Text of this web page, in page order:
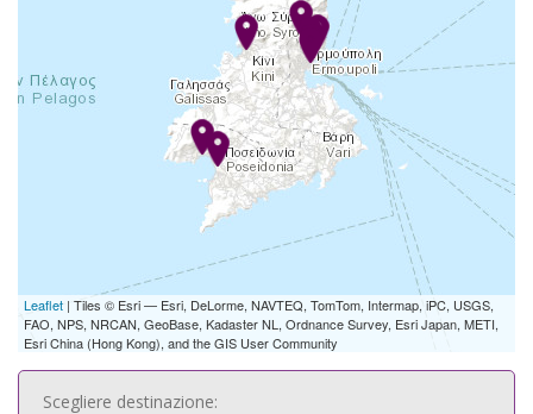
Leaflet | Tiles © Esri — Esri, DeLorme, NAVTEQ, TomTom, Intermap, iPC, USGS,
FAO, NPS, NRCAN, GeoBase, Kadaster NL, Ordnance Survey, Esri Japan, METI,
Esri China (Hong Kong), and the GIS User Community
Scegliere destinazione: